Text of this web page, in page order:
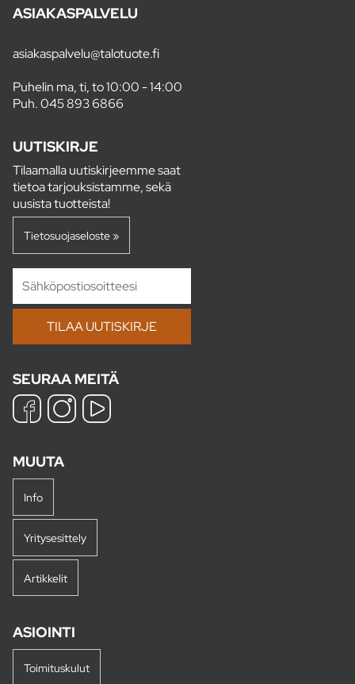
ASIAKASPALVELU
asiakaspalvelu@talotuote.fi
Puhelin ma, ti, to 10:00 - 14:00
Puh.045 893 6866
UUTISKIRJE
Tilaamalla uutiskirjeemme saat
tietoa tarjouksistamme, sekä
uusista tuotteista!
Tietosuojaseloste »
SEURAA MEITÄ
MUUTA
Info
Yritysesittely
Artikkelit
ASIOINTI
Toimituskulut